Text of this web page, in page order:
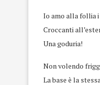
Io amo alla follia
Croccanti
Una goduria!
Non volendo
La base è la